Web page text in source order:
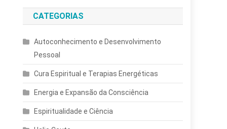
CATEGORIAS
Autoconhecimento e Desenvolvimento
Pessoal
Cura Espiritual e Terapias Energéticas
Energia e Expansão da Consciência
Espiritualidade e Ciência